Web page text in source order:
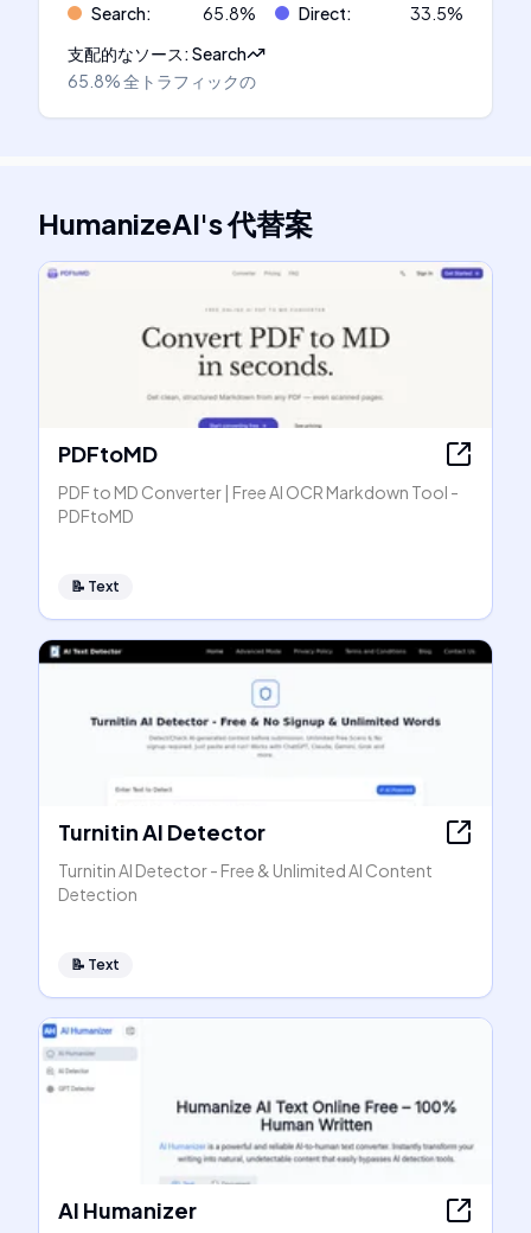
Search: 65.8% Direct: 33.5%
支配的なソース:Search
65.8%全トラフィックの
HumanizeAI's代替案
PDFtoMD
PDF to MD Converter | Free AI OCR Markdown Tool -
PDFtoMD
📝 Text
Turnitin AI Detector
Turnitin AI Detector - Free & Unlimited AI Content
Detection
📝 Text
AI Humanizer